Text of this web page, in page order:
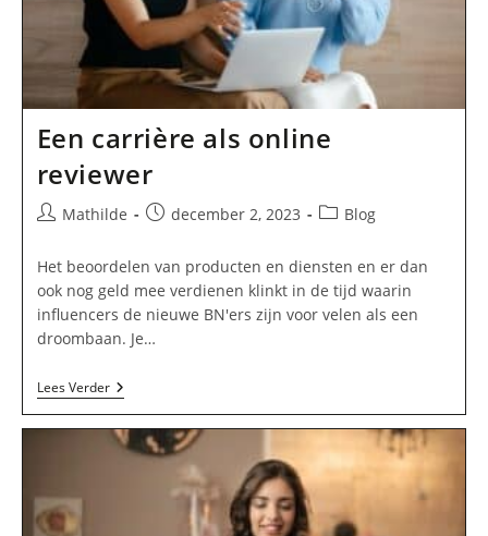
Een carrière als online
reviewer
BerichtMathilde
Bericht
op:
december 2, 2023 Berichtcategorie:
Blog
Het beoordelen van producten en diensten en er dan
ook nog geld mee verdienen klinkt in de tijd waarin
influencers de nieuwe BN'ers zijn voor velen als een
droombaan. Je…
Lees VerderEen
Carrière
Online
Reviewer